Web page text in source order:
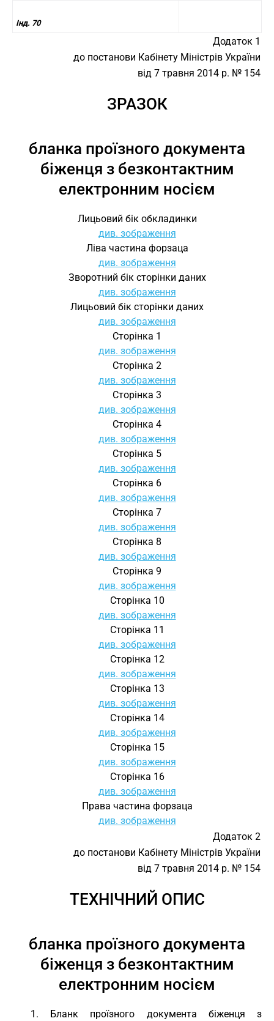
Інд. 70
Додаток 1
до постанови Кабінету Міністрів України
від 7 травня 2014 р. № 154
ЗРАЗОК
бланка проїзного документа
біженця з безконтактним
електронним носієм
Лицьовий бік обкладинки
див. зображення
Ліва частина форзаца
див. зображення
Зворотний бік сторінки даних
див. зображення
Лицьовий бік сторінки даних
див. зображення
Сторінка 1
див. зображення
Сторінка 2
див. зображення
Сторінка 3
див. зображення
Сторінка 4
див. зображення
Сторінка 5
див. зображення
Сторінка 6
див. зображення
Сторінка 7
див. зображення
Сторінка 8
див. зображення
Сторінка 9
див. зображення
Сторінка 10
див. зображення
Сторінка 11
див. зображення
Сторінка 12
див. зображення
Сторінка 13
див. зображення
Сторінка 14
див. зображення
Сторінка 15
див. зображення
Сторінка 16
див. зображення
Права частина форзаца
див. зображення
Додаток 2
до постанови Кабінету Міністрів України
від 7 травня 2014 р. № 154
ТЕХНІЧНИЙ ОПИС
бланка проїзного документа
біженця з безконтактним
електронним носієм
1. Бланк проїзного документа біженця з